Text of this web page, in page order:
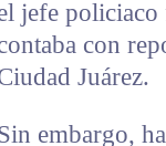
jefe
con
Juárez.
embargo,